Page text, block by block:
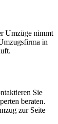
Umzüge nimmt
in
Sie
beraten.
zur Seite